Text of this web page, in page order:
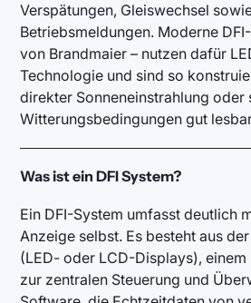
Verspätungen, Gleiswechsel
Betriebsmeldungen. Moderne
von Brandmaier – nutzen dafür
Technologie und sind so
direkter Sonneneinstrahlung oder
Witterungsbedingungen gut
Was ist ein DFI System?
Ein DFI-System umfasst deutlich
Anzeige selbst. Es besteht aus
(LED- oder LCD-Displays),
zur zentralen Steuerung und